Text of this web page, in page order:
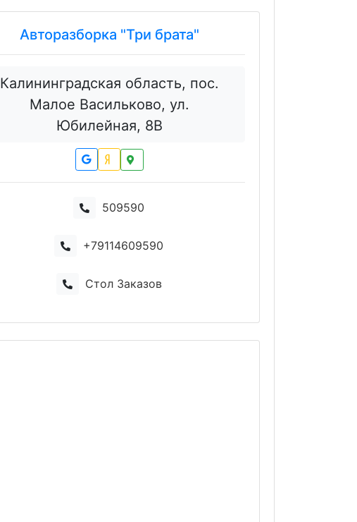
Авторазборка "Три брата"
Калининградская область, пос.
Малое Васильково, ул.
Юбилейная, 8В
509590
+79114609590
Стол Заказов